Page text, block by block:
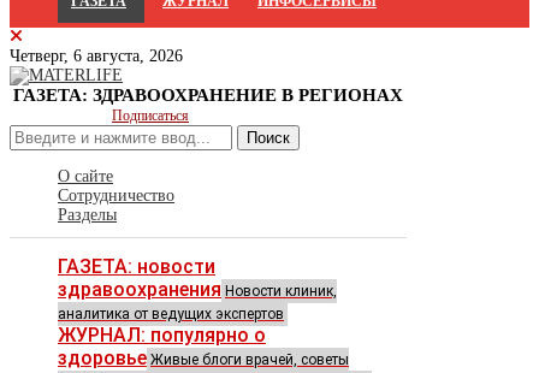
Четверг, 6 августа, 2026
ГАЗЕТА: ЗДРАВООХРАНЕНИЕ В РЕГИОНАХ
Подписаться
Поиск
О сайте
Сотрудничество
Разделы
ГАЗЕТА: новости
здравоохранения Новости клиник,
аналитика от ведущих экспертов
ЖУРНАЛ: популярно о
здоровье Живые блоги врачей, советы